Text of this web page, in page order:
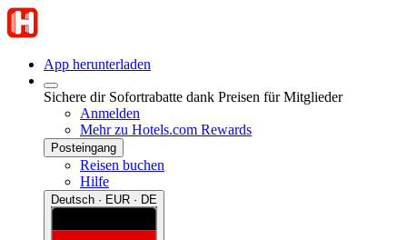
App herunterladen
Sichere dir Sofortrabatte dank Preisen für Mitglieder
Anmelden
Mehr zu Hotels.com Rewards
Posteingang
Reisen buchen
Hilfe
Deutsch · EUR · DE